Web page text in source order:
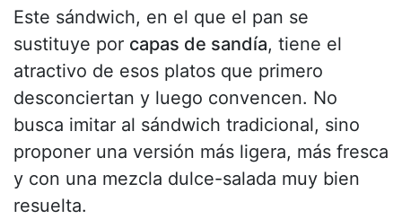
Este sándwich, en el que el pan se
sustituye por capas de sandía, tiene el
atractivo de esos platos que primero
desconciertan y luego convencen. No
busca imitar al sándwich tradicional, sino
proponer una versión más ligera, más fresca
y con una mezcla dulce-salada muy bien
resuelta.